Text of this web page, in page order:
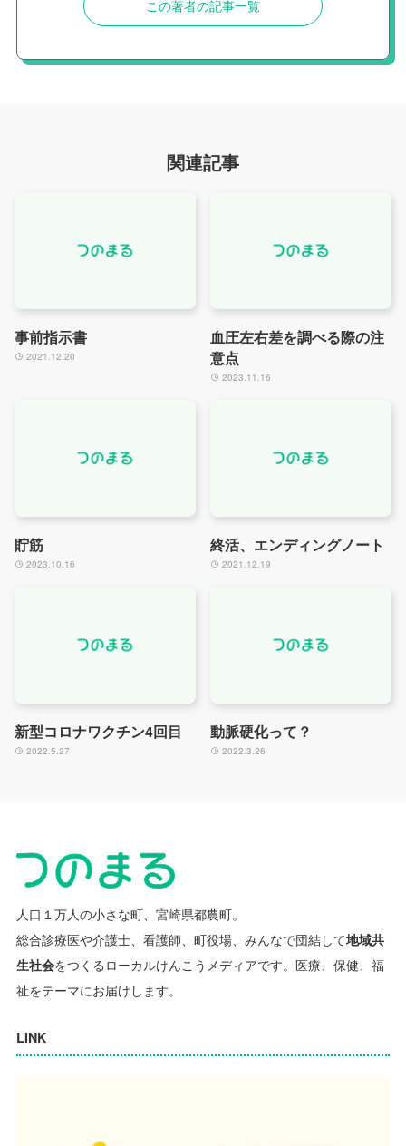
この著者の記事一覧
関連記事
事前指示書
2021.12.20
血圧左右差を調べる際の注
意点
2023.11.16
貯筋
2023.10.16
終活、エンディングノート
2021.12.19
新型コロナワクチン4回目
2022.5.27
動脈硬化って？
2022.3.26
人口１万人の小さな町、宮崎県都農町。
総合診療医や介護士、看護師、町役場、みんなで団結して地域共
生社会をつくるローカルけんこうメディアです。 医療、保健、福
祉をテーマにお届けします。
LINK